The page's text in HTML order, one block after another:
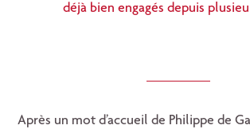
déjà bien engagés depuis
Après un mot d’accueil de Philippe de